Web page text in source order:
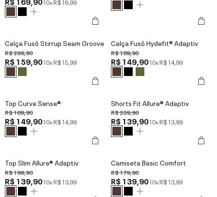
10xR$ 16,99
Calça Fusô Stirrup Seam Groove
R$ 299,90
R$ 159,9010xR$ 15,99
Calça Fusô Hydefit® Adaptiv
R$ 189,90
R$ 149,9010xR$ 14,99
Top Curve Sense®
R$ 189,90
R$ 149,9010xR$ 14,99
Shorts Fit Allure® Adaptiv
R$ 239,90
R$ 139,9010xR$ 13,99
Top Slim Allure® Adaptiv
R$ 199,90
R$ 139,9010xR$ 13,99
Camiseta Basic Comfort
R$ 179,90
R$ 139,9010xR$ 13,99